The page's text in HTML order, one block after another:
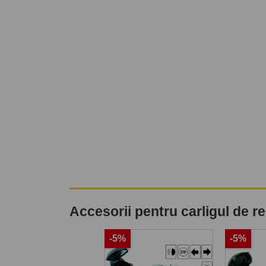
Accesorii pentru carligul de
-5% -5%